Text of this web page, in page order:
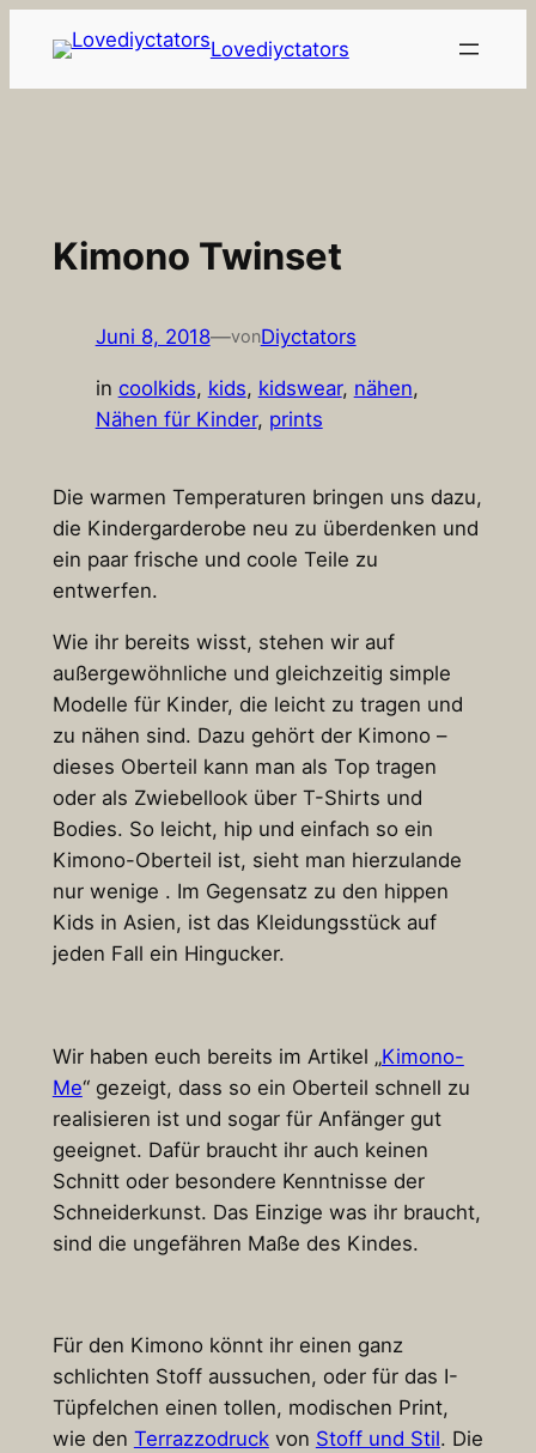
Inhalt
springen
Lovediyctators
Kimono Twinset
Juni 8, 2018—vonDiyctators
in coolkids, kids, kidswear, nähen
Nähen für Kinder, prints
Die warmen Temperaturen bringen uns dazu,
die Kindergarderobe neu zu überdenken und
ein paar frische und coole Teile zu
entwerfen.
Wie ihr bereits wisst, stehen wir auf
außergewöhnliche und gleichzeitig simple
Modelle für Kinder, die leicht zu tragen und
zu nähen sind. Dazu gehört der Kimono –
dieses Oberteil kann man als Top tragen
oder als Zwiebellook über T-Shirts und
Bodies. So leicht, hip und einfach so ein
Kimono-Oberteil ist, sieht man hierzulande
nur wenige . Im Gegensatz zu den hippen
Kids in Asien, ist das Kleidungsstück auf
jeden Fall ein Hingucker.
Wir haben euch bereits im Artikel „Kimono-
Me“ gezeigt, dass so ein Oberteil schnell zu
realisieren ist und sogar für Anfänger gut
geeignet. Dafür braucht ihr auch keinen
Schnitt oder besondere Kenntnisse der
Schneiderkunst. Das Einzige was ihr braucht,
sind die ungefähren Maße des Kindes.
Für den Kimono könnt ihr einen ganz
schlichten Stoff aussuchen, oder für das I-
Tüpfelchen einen tollen, modischen Print,
wie den Terrazzodruckvon Stoff und Stil. Die